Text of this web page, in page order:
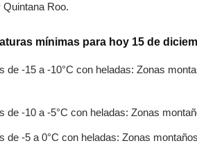
Roo.
mínimas para hoy 15 de
de -15 a -10°C con heladas: Zonas
de -10 a -5°C con heladas: Zonas
de -5 a 0°C con heladas: Zonas